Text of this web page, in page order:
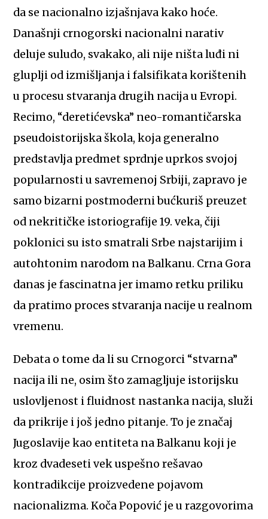
da se nacionalno izjašnjava kako hoće.
Današnji crnogorski nacionalni narativ
deluje suludo, svakako, ali nije ništa luđi ni
gluplji od izmišljanja i falsifikata korištenih
u procesu stvaranja drugih nacija u Evropi.
Recimo, “deretićevska” neo-romantičarska
pseudoistorijska škola, koja generalno
predstavlja predmet sprdnje uprkos svojoj
popularnosti u savremenoj Srbiji, zapravo je
samo bizarni postmoderni bućkuriš preuzet
od nekritičke istoriografije 19. veka, čiji
poklonici su isto smatrali Srbe najstarijim i
autohtonim narodom na Balkanu. Crna Gora
danas je fascinatna jer imamo retku priliku
da pratimo proces stvaranja nacije u realnom
vremenu.
Debata o tome da li su Crnogorci “stvarna”
nacija ili ne, osim što zamagljuje istorijsku
uslovljenost i fluidnost nastanka nacija, služi
da prikrije i još jedno pitanje. To je značaj
Jugoslavije kao entiteta na Balkanu koji je
kroz dvadeseti vek uspešno rešavao
kontradikcije proizvedene pojavom
nacionalizma. Koča Popović je u razgovorima